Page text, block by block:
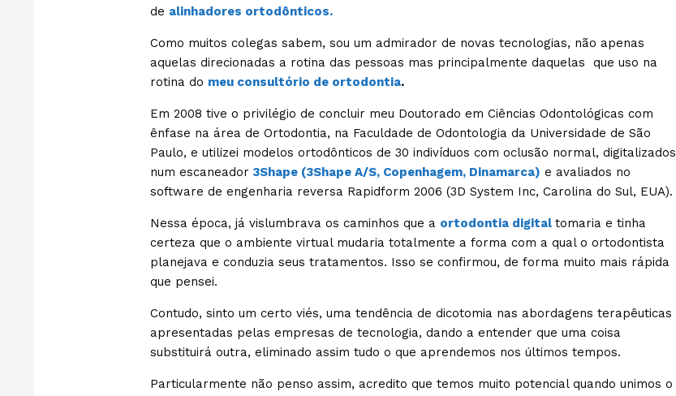
de alinhadores ortodônticos.
Como muitos colegas sabem, sou um admirador de novas tecnologias, não apenas
aquelas direcionadas a rotina das pessoas mas principalmente daquelas que uso na
rotina do meu consultório de ortodontia.
Em 2008 tive o privilégio de concluir meu Doutorado em Ciências Odontológicas com
ênfase na área de Ortodontia, na Faculdade de Odontologia da Universidade de São
Paulo, e utilizei modelos ortodônticos de 30 indivíduos com oclusão normal, digitalizados
num escaneador 3Shape (3Shape A/S, Copenhagem, Dinamarca) e avaliados no
software de engenharia reversa Rapidform 2006 (3D System Inc, Carolina do Sul, EUA).
Nessa época, já vislumbrava os caminhos que a ortodontia digital tomaria e tinha
certeza que o ambiente virtual mudaria totalmente a forma com a qual o ortodontista
planejava e conduzia seus tratamentos. Isso se confirmou, de forma muito mais rápida
que pensei.
Contudo, sinto um certo viés, uma tendência de dicotomia nas abordagens terapêuticas
apresentadas pelas empresas de tecnologia, dando a entender que uma coisa
substituirá outra, eliminado assim tudo o que aprendemos nos últimos tempos.
Particularmente não penso assim, acredito que temos muito potencial quando unimos o